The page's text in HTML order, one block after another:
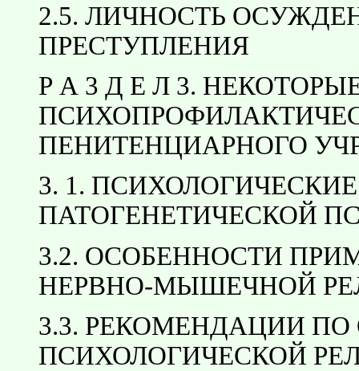
2.5. ЛИЧНОСТЬ
ПРЕСТУПЛЕНИЯ
Р А 3 Д Е Л 3.
ПЕНИТЕНЦИАРНОГО
3. 1.
ПАТОГЕНЕТИЧЕСКОЙ
3.2. ОСОБЕННОСТИ
НЕРВНО-МЫШЕЧНОЙ
3.3. РЕКОМЕНДАЦИИ
ПСИХОЛОГИЧЕСКОЙ